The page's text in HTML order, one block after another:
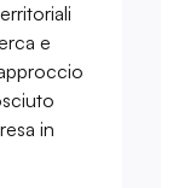
e
in